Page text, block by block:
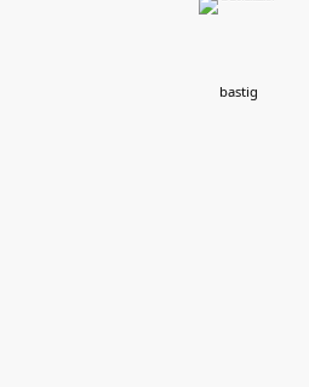
bastig